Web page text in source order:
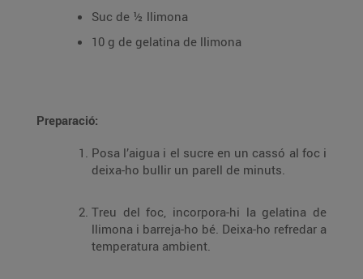
Suc de ½ llimona
10 g de gelatina de llimona
Preparació:
Posa l’aigua i el sucre en un cassó al foc i
deixa-ho bullir un parell de minuts.
Treu del foc, incorpora-hi la gelatina de
llimona i barreja-ho bé. Deixa-ho refredar a
temperatura ambient.